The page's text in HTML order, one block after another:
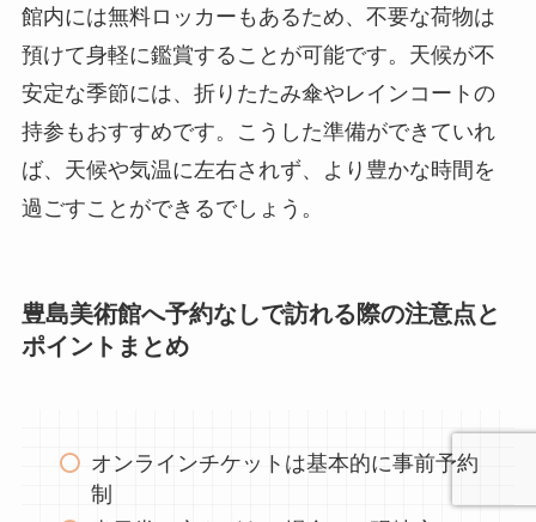
館内には無料ロッカーもあるため、不要な荷物は
預けて身軽に鑑賞することが可能です。天候が不
安定な季節には、折りたたみ傘やレインコートの
持参もおすすめです。こうした準備ができていれ
ば、天候や気温に左右されず、より豊かな時間を
過ごすことができるでしょう。
豊島美術館へ予約なしで訪れる際の注意点と
ポイントまとめ
オンラインチケットは基本的に事前予約
制